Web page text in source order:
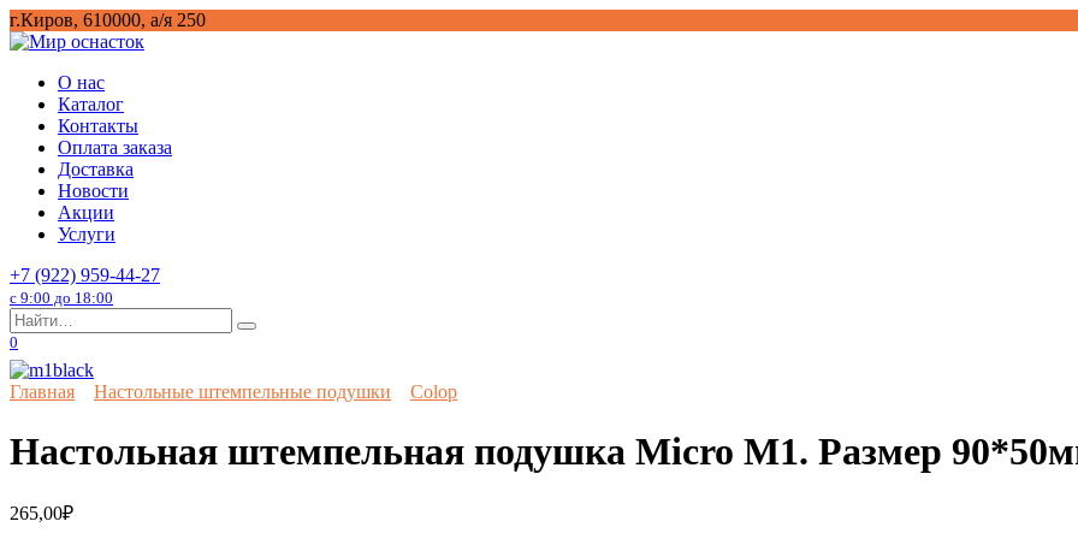
Перейти
к
г.Киров, 610000, а/я 250
О нас
Каталог
Контакты
Оплата заказа
Доставка
Новости
Акции
Услуги
+7 (922) 959-44-27
с 9:00 до 18:00
Search
for:
0
Главная Настольные штемпельные подушки Colop
Настольная штемпельная подушка Micro М1. Размер
265,00₽